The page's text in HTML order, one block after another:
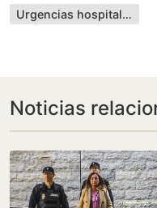
Urgencias hospitalarias
Noticias